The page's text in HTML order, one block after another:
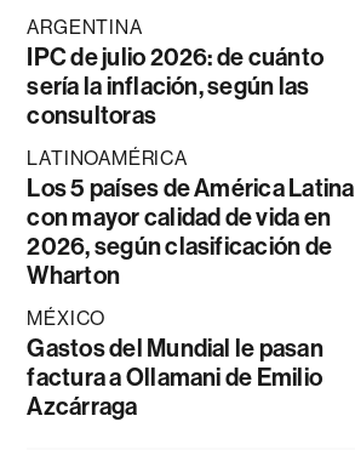
ARGENTINA
IPC de julio 2026: de cuánto
sería la inflación, según las
consultoras
LATINOAMÉRICA
Los 5 países de América Latina
con mayor calidad de vida en
2026, según clasificación de
Wharton
MÉXICO
Gastos del Mundial le pasan
factura a Ollamani de Emilio
Azcárraga